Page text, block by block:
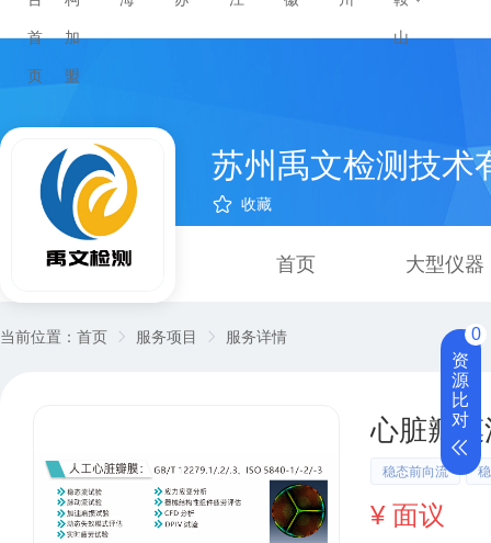
首
页
加
盟
山
苏州禹文检测技术
收藏
首页 大型仪器
当前位置： 首页 服务项目 服务详情
心脏瓣
稳态前向流
¥ 面议
资
源
比
对
0